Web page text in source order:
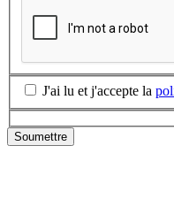
J'ai lu et j'accepte la